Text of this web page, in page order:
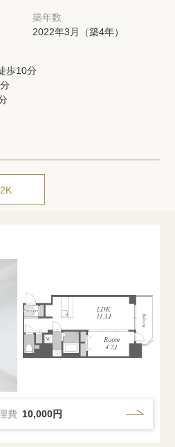
クッキーポリシー
築年数
2022年3月（築4年）
歩10分
2K
費 10,000円